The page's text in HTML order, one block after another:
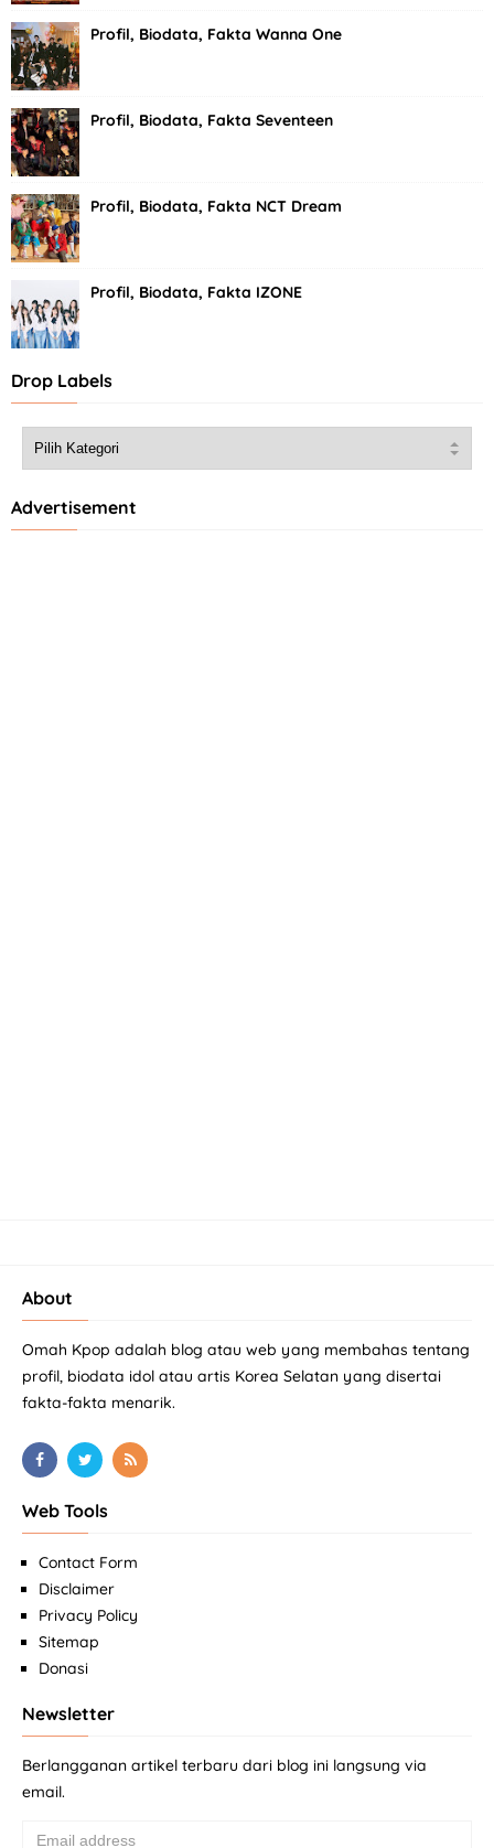
Profil, Biodata, Fakta Wanna One
Profil, Biodata, Fakta Seventeen
Profil, Biodata, Fakta NCT Dream
Profil, Biodata, Fakta IZONE
Drop Labels
Advertisement
About
Omah Kpop adalah blog atau web yang membahas tentang
profil, biodata idol atau artis Korea Selatan yang disertai
fakta-fakta menarik.
Web Tools
Contact Form
Disclaimer
Privacy Policy
Sitemap
Donasi
Newsletter
Berlangganan artikel terbaru dari blog ini langsung via
email.